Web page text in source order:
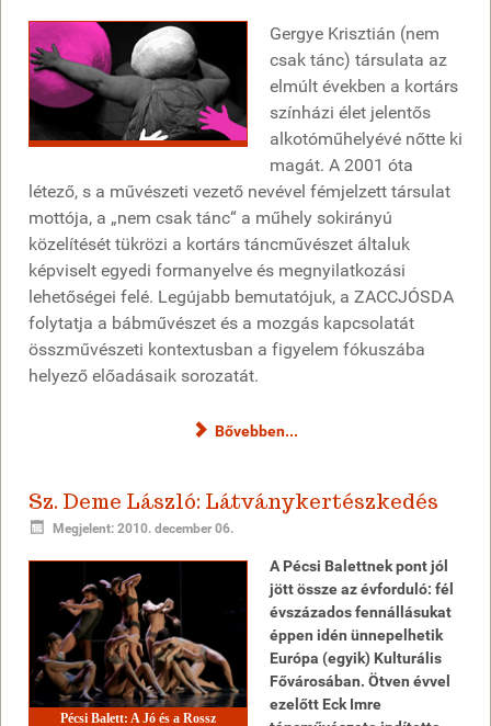
Gergye Krisztián (nem
csak tánc) társulata az
elmúlt években a kortárs
színházi élet jelentős
alkotóműhelyévé nőtte ki
magát. A 2001 óta
létező, s a művészeti vezető nevével fémjelzett társulat
mottója, a „nem csak tánc“ a műhely sokirányú
közelítését tükrözi a kortárs táncművészet általuk
képviselt egyedi formanyelve és megnyilatkozási
lehetőségei felé. Legújabb bemutatójuk, a ZACCJÓSDA
folytatja a bábművészet és a mozgás kapcsolatát
összművészeti kontextusban a figyelem fókuszába
helyező előadásaik sorozatát.
Bővebben...
Sz. Deme László: Látványkertészkedés
Megjelent: 2010. december 06.
Pécsi Balett: A Jó és a Rossz
A Pécsi Balettnek pont jól
jött össze az évforduló: fél
évszázados fennállásukat
éppen idén ünnepelhetik
Európa (egyik) Kulturális
Fővárosában. Ötven évvel
ezelőtt Eck Imre